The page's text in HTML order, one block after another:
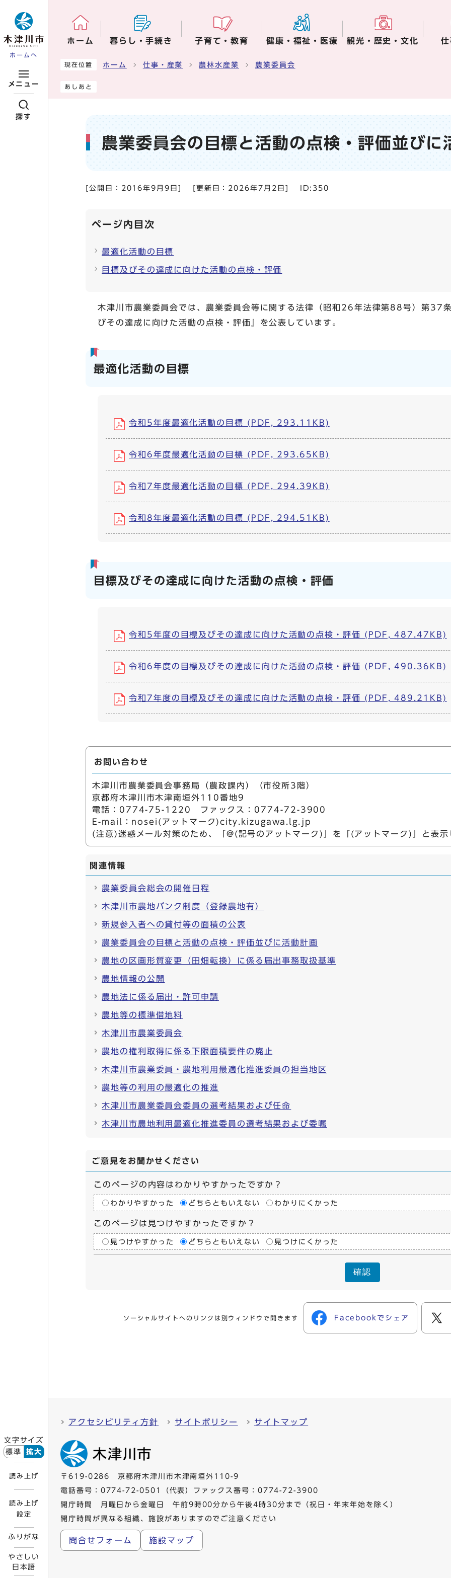
ホームへ
メニュー
探す
文字サイズ
標準
拡大
読み上げ
読み上げ
設定
ふりがな
やさしい
日本語
ホーム 暮らし・手続き 子育て・教育 健康・福祉・医療 観光・歴史・文化
ここから本文です
現在位置 ホーム 仕事・産業 農林水産業 農業委員会
あしあと
農業委員会の目標と活動の点検・評価並びに
[公開日： 2016年9月9日 [更新日： 2026年7月2日 ID:350
ページ内目次
最適化活動の目標
目標及びその達成に向けた活動の点検・評価
木津川市農業委員会では、農業委員会等に関する法律（昭和26年法律第88号）第37
びその達成に向けた活動の点検・評価』を公表しています。
最適化活動の目標
令和5年度最適化活動の目標 (PDF, 293.11KB)
令和6年度最適化活動の目標 (PDF, 293.65KB)
令和7年度最適化活動の目標 (PDF, 294.39KB)
令和8年度最適化活動の目標 (PDF, 294.51KB)
目標及びその達成に向けた活動の点検・評価
令和5年度の目標及びその達成に向けた活動の点検・評価 (PDF, 487.47KB)
令和6年度の目標及びその達成に向けた活動の点検・評価 (PDF, 490.36KB)
令和7年度の目標及びその達成に向けた活動の点検・評価 (PDF, 489.21KB)
お問い合わせ
木津川市農業委員会事務局（農政課内）（市役所3階）
京都府木津川市木津南垣外110番地9
電話：0774-75-1220 ファックス：0774-72-3900
E-mail：nosei(アットマーク)city.kizugawa.lg.jp
(注意)迷惑メール対策のため、「@(記号のアットマーク)」を「(アットマーク)」と表示
関連情報
農業委員会総会の開催日程
木津川市農地バンク制度（登録農地有）
新規参入者への貸付等の面積の公表
農業委員会の目標と活動の点検・評価並びに活動計画
農地の区画形質変更（田畑転換）に係る届出事務取扱基準
農地情報の公開
農地法に係る届出・許可申請
農地等の標準借地料
木津川市農業委員会
農地の権利取得に係る下限面積要件の廃止
木津川市農業委員・農地利用最適化推進委員の担当地区
農地等の利用の最適化の推進
木津川市農業委員会委員の選考結果および任命
木津川市農地利用最適化推進委員の選考結果および委嘱
ご意見をお聞かせください
このページの内容はわかりやすかったですか？
わかりやすかった どちらともいえない わかりにくかった
このページは見つけやすかったですか？
見つけやすかった どちらともいえない 見つけにくかった
確認
ソーシャルサイトへのリンクは別ウィンドウで開きます Facebookでシェア
アクセシビリティ方針 サイトポリシー サイトマップ
〒619-0286 京都府木津川市木津南垣外110-9
電話番号： 0774-72-0501
（代表）ファックス番号：0774-72-3900
開庁時間 月曜日から金曜日 午前9時00分から午後4時30分まで（祝日・年末年始を除く）
開庁時間が異なる組織、施設がありますのでご注意ください
問合せフォーム 施設マップ